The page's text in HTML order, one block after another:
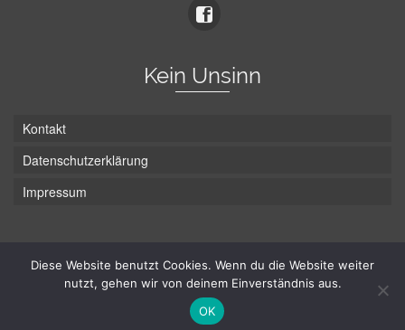
Kein Unsinn
Kontakt
Datenschutzerklärung
Impressum
© Hans-Wurst.net - Gute Laune seit 2005
Diese Website benutzt Cookies. Wenn du die Website weiter
nutzt, gehen wir von deinem Einverständnis aus.
OK